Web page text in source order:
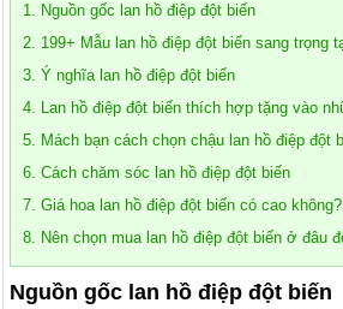
1. Nguồn gốc lan hồ điệp đột biến
2. 199+ Mẫu lan hồ điệp đột biến sang trọng
3. Ý nghĩa lan hồ điệp đột biến
4. Lan hồ điệp đột biến thích hợp tặng vào
5. Mách bạn cách chọn chậu lan hồ điệp đột
6. Cách chăm sóc lan hồ điệp đột biến
7. Giá hoa lan hồ điệp đột biến có cao không?
8. Nên chọn mua lan hồ điệp đột biến ở đâu
Nguồn gốc lan hồ điệp đột biến